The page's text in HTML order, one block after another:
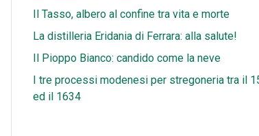
Il Tasso, albero al confine tra vita e morte
La distilleria Eridania di Ferrara: alla salute!
Il Pioppo Bianco: candido come la neve
I tre processi modenesi per stregoneria tra il
ed il 1634